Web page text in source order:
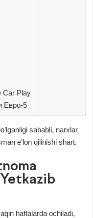
Car Play
Евро-5
sababli, narxlar
e’lon qilinishi shart.
haftalarda ochiladi,